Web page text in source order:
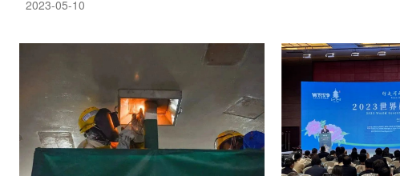
又一个重要里程碑节点，为后续反应堆厂房内
2023-05-10